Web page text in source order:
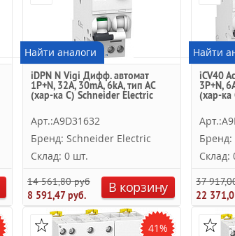
Найти аналоги
iDPN N Vigi Дифф. автомат
1P+N, 32A, 30mA, 6kA, тип AС
(хар-ка C) Schneider Electric
Арт.:A9D31632
Бренд: Schneider Electric
Склад: 0 шт.
14 561,80 руб.
8 591,47 руб.
В корзину
Найти
iCV40
3P+N,
(хар-ка
Бренд:
Склад:
37
41%